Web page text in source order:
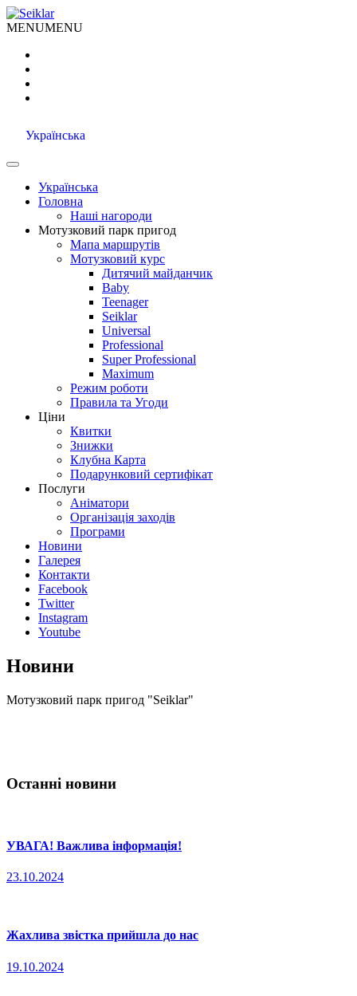
MENUMENU
Українська
Українська
Головна
Наші нагороди
Мотузковий парк пригод
Мапа маршрутів
Мотузковий курс
Дитячий майданчик
Baby
Teenager
Seiklar
Universal
Professional
Super Professional
Maximum
Режим роботи
Правила та Угоди
Ціни
Квитки
Знижки
Клубна Карта
Подарунковий сертифікат
Послуги
Аніматори
Організація заходів
Програми
Новини
Галерея
Контакти
Facebook
Twitter
Instagram
Youtube
Новини
Мотузковий парк пригод "Seiklar"
Останні новини
УВАГА! Важлива інформація!
23.10.2024
Жахлива звістка прийшла до нас
19.10.2024